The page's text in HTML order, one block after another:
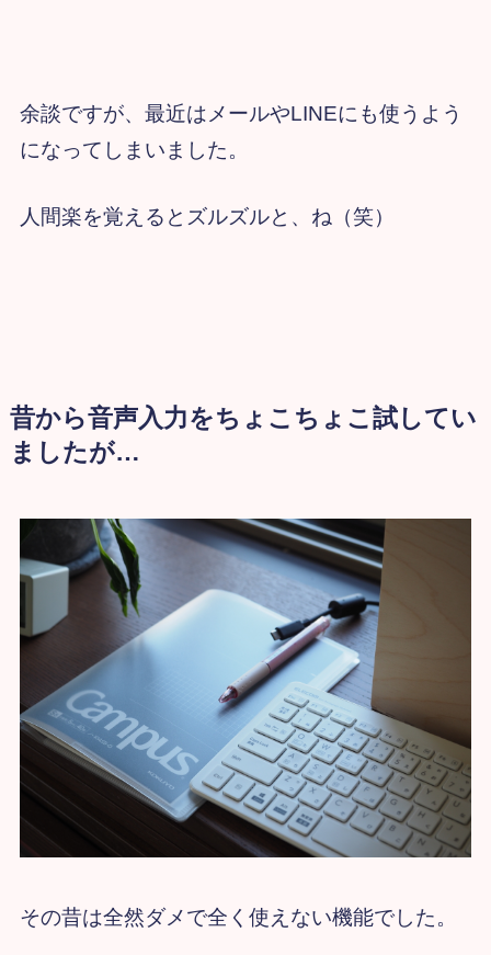
余談ですが、最近はメールやLINEにも使うよう
になってしまいました。
人間楽を覚えるとズルズルと、ね（笑）
昔から音声入力をちょこちょこ試してい
ましたが…
その昔は全然ダメで全く使えない機能でした。